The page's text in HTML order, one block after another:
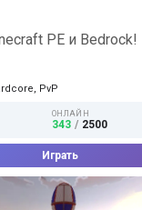
PE и
PvP
ОНЛАЙН
343 / 2500
Играть